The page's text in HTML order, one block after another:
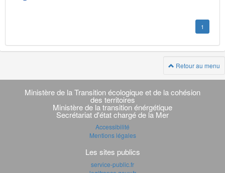
1
Retour au menu
Navigation
transverse
Ministère de la Transition écologique et de la cohésion
des territoires
Ministère de la transition énérgétique
Secrétariat d'état chargé de la Mer
Accessibilité
Mentions légales
Les sites publics
service-public.fr